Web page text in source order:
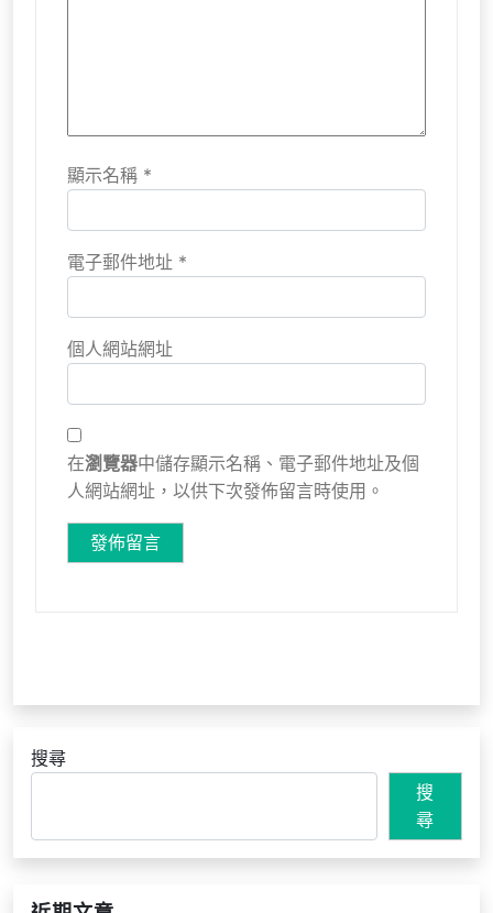
顯示名稱 *
電子郵件地址 *
個人網站網址
在瀏覽器中儲存顯示名稱、電子郵件地址及個
人網站網址，以供下次發佈留言時使用。
搜尋
搜
尋